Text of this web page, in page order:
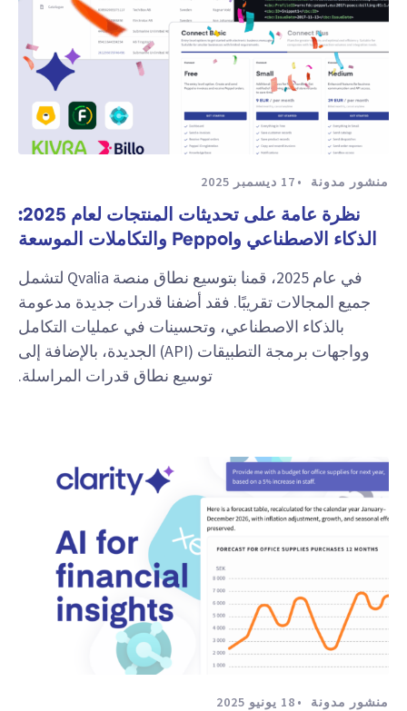
منشور مدونة 17 ديسمبر 2025
نظرة عامة على تحديثات المنتجات لعام 2025:
الذكاء الاصطناعي وPeppol والتكاملات الموسعة
في عام 2025، قمنا بتوسيع نطاق منصة Qvalia لتشمل
جميع المجالات تقريبًا. فقد أضفنا قدرات جديدة مدعومة
بالذكاء الاصطناعي، وتحسينات في عمليات التكامل
وواجهات برمجة التطبيقات (API) الجديدة، بالإضافة إلى
توسيع نطاق قدرات المراسلة.
منشور مدونة 18 يونيو 2025